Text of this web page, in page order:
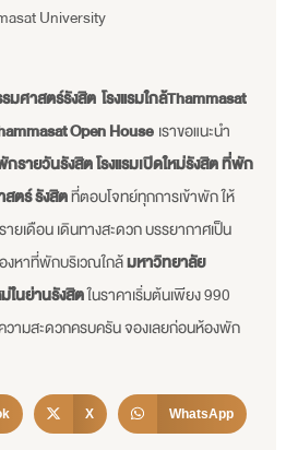
University
มศาสตร์รังสิต โรงแรมใกล้Thammasat
Open House เราขอแนะนำ
กรายวันรังสิตโรงแรมเปิดใหม่รังสิตที่พัก
ตร์ รังสิตที่ตอบโจทย์ทุกการเข้าพัก ให้
ยเดือน เดินทางสะดวก บรรยากาศเป็น
หาที่พักบริเวณใกล้มหาวิทยาลัย
ในย่านรังสิตในราคาเริ่มต้นเพียง 990
ามสะดวกครบครัน จองเลยก่อนห้องพัก
X WhatsApp